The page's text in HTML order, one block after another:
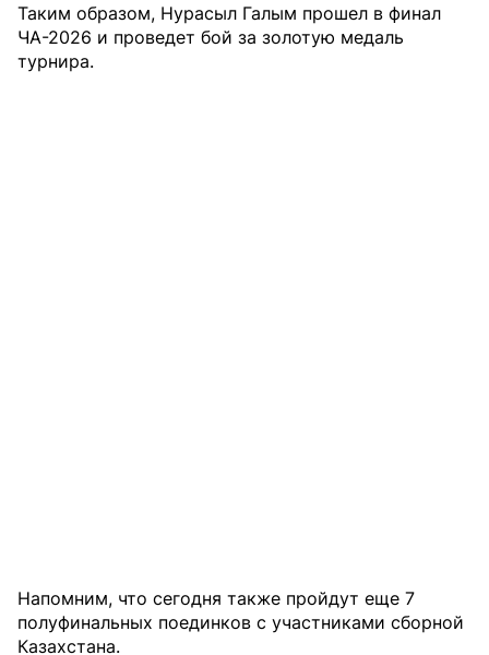
Таким образом, Нурасыл Галым прошел в финал
ЧА-2026 и проведет бой за золотую медаль
турнира.
Напомним, что сегодня также пройдут еще 7
полуфинальных поединков с участниками сборной
Казахстана.